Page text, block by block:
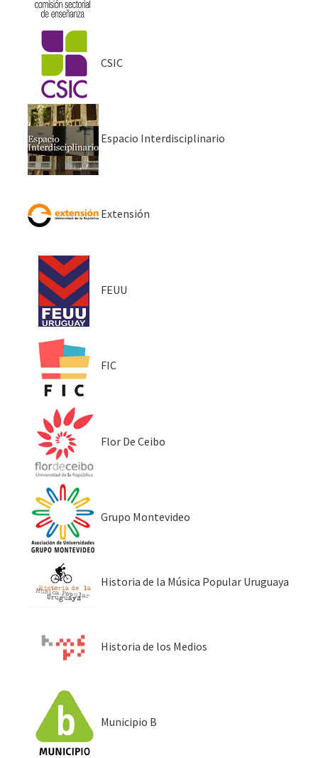
CSIC
Espacio Interdisciplinario
Extensión
FEUU
FIC
Flor De Ceibo
Grupo Montevideo
Historia de la Música Popular Uruguaya
Historia de los Medios
Municipio B